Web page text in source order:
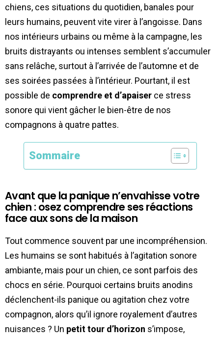
chiens, ces situations du quotidien, banales pour
leurs humains, peuvent vite virer à l’angoisse. Dans
nos intérieurs urbains ou même à la campagne, les
bruits distrayants ou intenses semblent s’accumuler
sans relâche, surtout à l’arrivée de l’automne et de
ses soirées passées à l’intérieur. Pourtant, il est
possible de comprendre et d’apaiser ce stress
sonore qui vient gâcher le bien-être de nos
compagnons à quatre pattes.
Sommaire
Avant que la panique n’envahisse votre
chien : osez comprendre ses réactions
face aux sons de la maison
Tout commence souvent par une incompréhension.
Les humains se sont habitués à l’agitation sonore
ambiante, mais pour un chien, ce sont parfois des
chocs en série. Pourquoi certains bruits anodins
déclenchent-ils panique ou agitation chez votre
compagnon, alors qu’il ignore royalement d’autres
nuisances ? Un petit tour d’horizon s’impose,